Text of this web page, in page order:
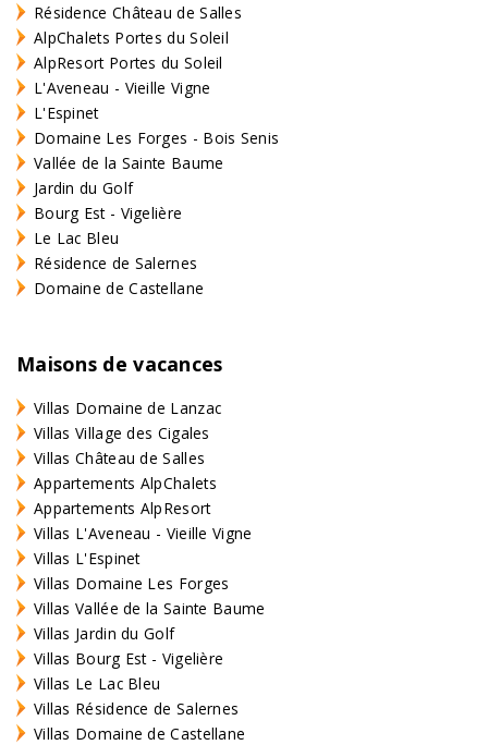
Résidence Château de Salles
AlpChalets Portes du Soleil
AlpResort Portes du Soleil
L'Aveneau - Vieille Vigne
L'Espinet
Domaine Les Forges - Bois Senis
Vallée de la Sainte Baume
Jardin du Golf
Bourg Est - Vigelière
Le Lac Bleu
Résidence de Salernes
Domaine de Castellane
Maisons de vacances
Villas Domaine de Lanzac
Villas Village des Cigales
Villas Château de Salles
Appartements AlpChalets
Appartements AlpResort
Villas L'Aveneau - Vieille Vigne
Villas L'Espinet
Villas Domaine Les Forges
Villas Vallée de la Sainte Baume
Villas Jardin du Golf
Villas Bourg Est - Vigelière
Villas Le Lac Bleu
Villas Résidence de Salernes
Villas Domaine de Castellane